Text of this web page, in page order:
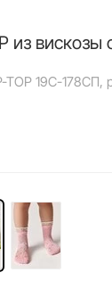
из
TOP 19С-178СП,